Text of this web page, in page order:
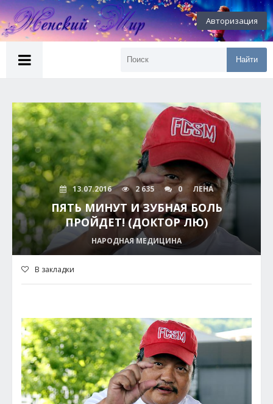
Авторизация
Найти
13.07.2016 2 635 0 ЛЕНА
ПЯТЬ МИНУТ И ЗУБНАЯ БОЛЬ
ПРОЙДЕТ! (ДОКТОР ЛЮ)
НАРОДНАЯ МЕДИЦИНА
В закладки